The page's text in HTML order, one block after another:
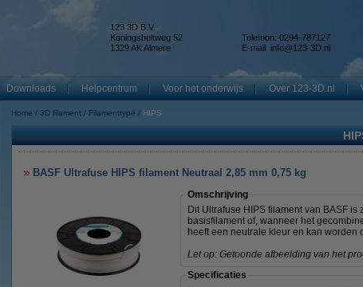
123 3D B.V.
Koningsbeltweg 52
1329 AK Almere
Telefoon: 0294-787127
E-mail: info@123-3D.nl
Downloads Helpcentrum Voor het onderwijs Over 123-3D.nl
Home 3D filament Filamenttype HIPS
BASF Ultrafuse HIPS filament Neutraal 2,85 mm 0,75 kg
Omschrijving
Dit Ultrafuse HIPS filament van BASF
basisfilament of, wanneer het
heeft een neutrale kleur en kan worden
Let op: Getoonde afbeelding van het
Specificaties